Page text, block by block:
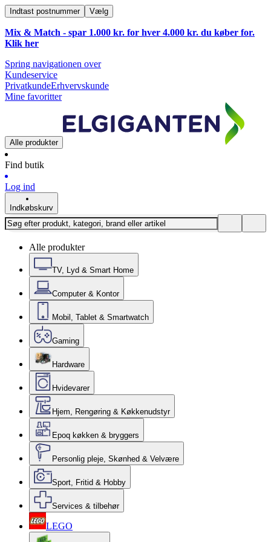
Indtast postnummer Vælg
Mix & Match - spar 1.000 kr. for hver 4.000 kr. du køber for.
Klik her
Spring navigationen over
Kundeservice
PrivatkundeErhvervskunde
Mine favoritter
Alle produkter
Find butik
Log ind
Indkøbskurv
Alle produkter
TV, Lyd & Smart Home
Computer & Kontor
Mobil, Tablet & Smartwatch
Gaming
Hardware
Hvidevarer
Hjem, Rengøring & Køkkenudstyr
Epoq køkken & bryggers
Personlig pleje, Skønhed & Velvære
Sport, Fritid & Hobby
Services & tilbehør
LEGO